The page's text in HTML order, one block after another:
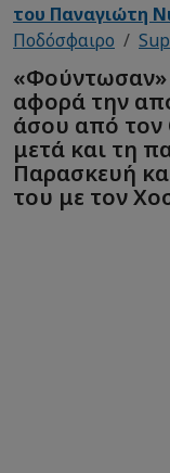
του Παναγιώτη
Ποδόσφαιρο
«Φούντωσαν»
αφορά την
άσου από τον
μετά και τη
Παρασκευή
του με τον